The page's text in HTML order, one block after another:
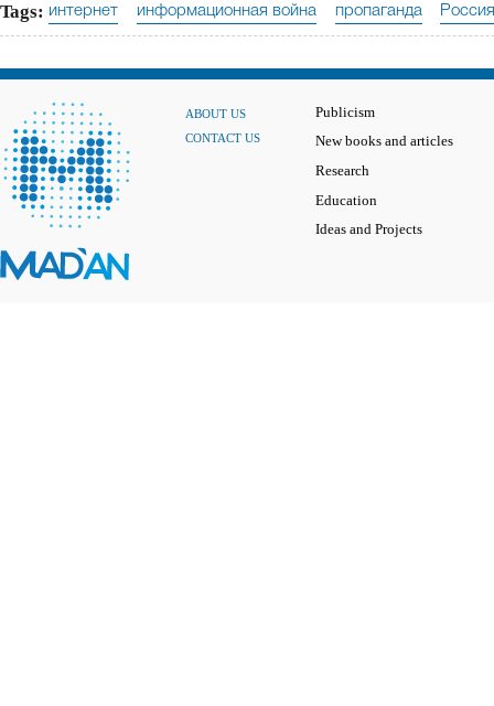
Tags: интернет информационная война пропаганда
ABOUT US
CONTACT US
Publicism
New books and articles
Research
Education
Ideas and Projects